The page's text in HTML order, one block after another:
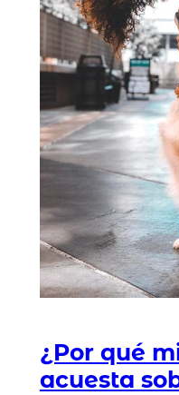
¿Por qué
acuesta